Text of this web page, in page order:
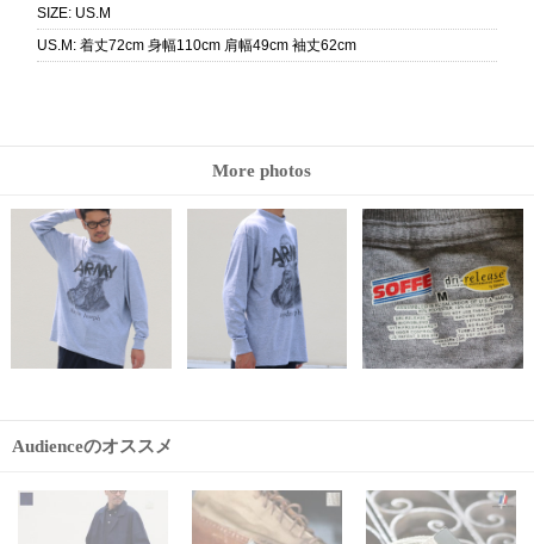
SIZE: US.M
US.M: 着丈72cm 身幅110cm 肩幅49cm 袖丈62cm
More photos
Audienceのオススメ